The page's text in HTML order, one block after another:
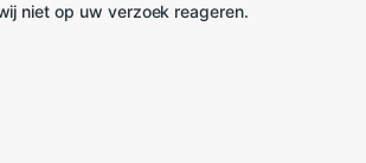
niet op uw verzoek reageren.